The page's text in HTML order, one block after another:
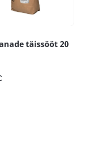
täissööt 20